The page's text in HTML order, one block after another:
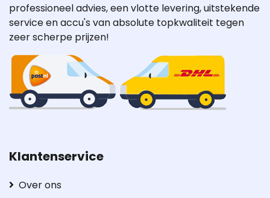
professioneel advies, een vlotte levering, uitstekende
service en accu's van absolute topkwaliteit tegen
zeer scherpe prijzen!
Klantenservice
Over ons